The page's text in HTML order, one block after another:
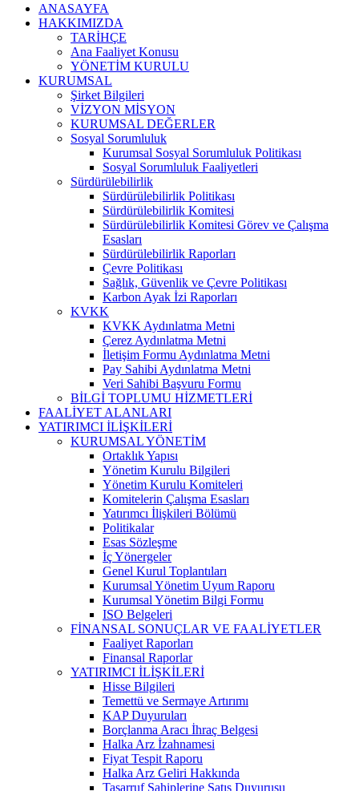
ANASAYFA
HAKKIMIZDA
TARİHÇE
Ana Faaliyet Konusu
YÖNETİM KURULU
KURUMSAL
Şirket Bilgileri
VİZYON MİSYON
KURUMSAL DEĞERLER
Sosyal Sorumluluk
Kurumsal Sosyal Sorumluluk Politikası
Sosyal Sorumluluk Faaliyetleri
Sürdürülebilirlik
Sürdürülebilirlik Politikası
Sürdürülebilirlik Komitesi
Sürdürülebilirlik Komitesi Görev ve Çalışma
Esasları
Sürdürülebilirlik Raporları
Çevre Politikası
Sağlık, Güvenlik ve Çevre Politikası
Karbon Ayak İzi Raporları
KVKK
KVKK Aydınlatma Metni
Çerez Aydınlatma Metni
İletişim Formu Aydınlatma Metni
Pay Sahibi Aydınlatma Metni
Veri Sahibi Başvuru Formu
BİLGİ TOPLUMU HİZMETLERİ
FAALİYET ALANLARI
YATIRIMCI İLİŞKİLERİ
KURUMSAL YÖNETİM
Ortaklık Yapısı
Yönetim Kurulu Bilgileri
Yönetim Kurulu Komiteleri
Komitelerin Çalışma Esasları
Yatırımcı İlişkileri Bölümü
Politikalar
Esas Sözleşme
İç Yönergeler
Genel Kurul Toplantıları
Kurumsal Yönetim Uyum Raporu
Kurumsal Yönetim Bilgi Formu
ISO Belgeleri
FİNANSAL SONUÇLAR VE FAALİYETLER
Faaliyet Raporları
Finansal Raporlar
YATIRIMCI İLİŞKİLERİ
Hisse Bilgileri
Temettü ve Sermaye Artırımı
KAP Duyuruları
Borçlanma Aracı İhraç Belgesi
Halka Arz İzahnamesi
Fiyat Tespit Raporu
Halka Arz Geliri Hakkında
Tasarruf Sahiplerine Satış Duyurusu